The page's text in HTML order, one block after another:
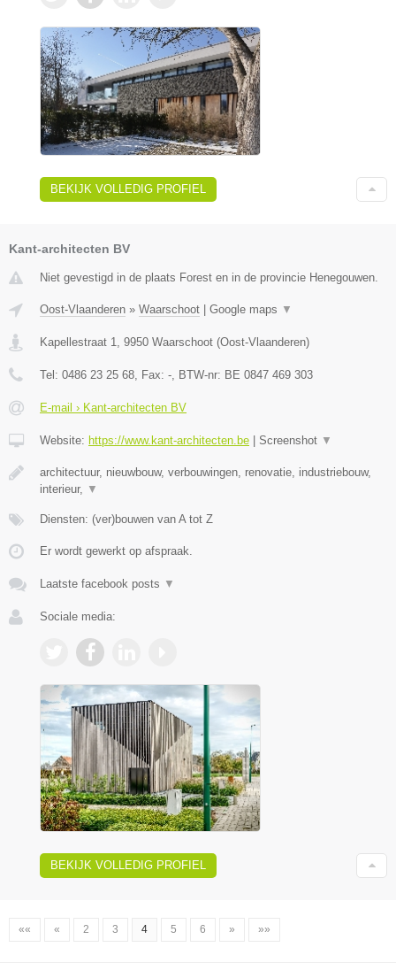
BEKIJK VOLLEDIG PROFIEL
Kant-architecten BV
Niet gevestigd in de plaats Forest en in de provincie Henegouwen.
Oost-Vlaanderen » Waarschoot Google maps ▼
Kapellestraat 1 9950 Waarschoot (Oost-Vlaanderen)
Tel: 0486 23 25 68 , Fax: - , BTW-nr: BE 0847 469 303
E-mail › Kant-architecten BV
Website: https://www.kant-architecten.be Screenshot ▼
architectuur, nieuwbouw, verbouwingen, renovatie, industriebouw,
interieur,
▼
Diensten: (ver)bouwen van A tot Z
Er wordt gewerkt op afspraak.
Laatste facebook posts ▼
Sociale media:
BEKIJK VOLLEDIG PROFIEL
«« « 2 3 4 5 6 » »»